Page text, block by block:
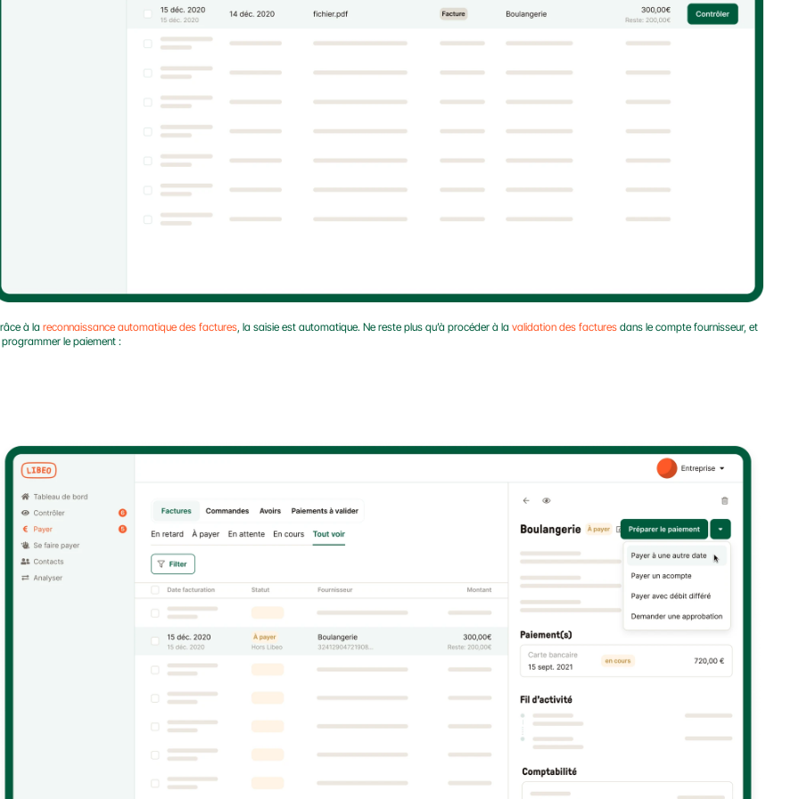
à la reconnaissance automatique des factures, la saisie est automatique. Ne reste plus qu’à procéder à la validation des factures dans le compte fournisseur, et
le paiement :